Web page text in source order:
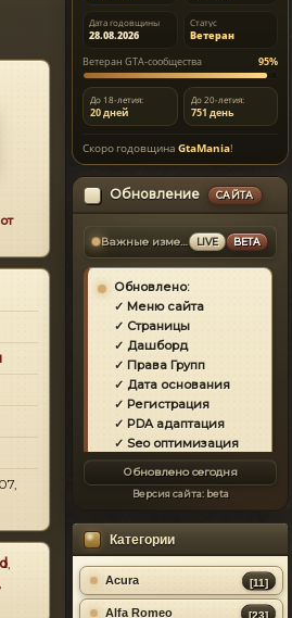
,
,
Дата годовщины
28.08.2026
Статус
Ветеран
Ветеран GTA-сообщества
95%
До 18-летия:
20 дней
До 20-летия:
751 день
Скоро годовщинаGtaMania!
Обновление САЙТА
Важные изменения LIVE BETA
Обновлено:
✓ Меню сайта
✓ Страницы
✓ Дашборд
✓ Права Групп
✓ Дата основания
✓ Регистрация
✓ PDA адаптация
✓ Seo оптимизация
✓ Загрузка страниц
✓ Моды
✓ Главная
✓ Репутация
✓ Золотой коммент
✓ Футер
✓ Форум
Обновлено сегодня
Версия сайта: beta
Категории
Acura [11]
Alfa Romeo [23]